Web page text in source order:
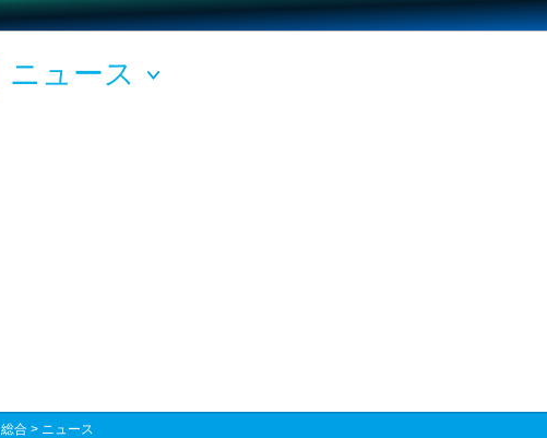
ニュース
総合 > ニュース